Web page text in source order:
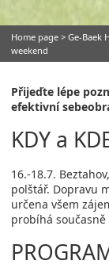
Home page > Ge-Baek
weekend
Přijeďte lépe
efektivní
KDY a
16.-18.7.
polštář. Dopravu
určena všem
probíhá